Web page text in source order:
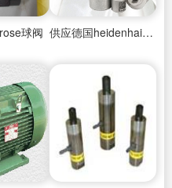
球阀 供应德国heidenhain海德汉角度编码器